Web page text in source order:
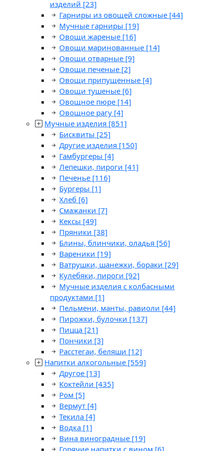
изделий [23]
Гарниры из овощей сложные [44]
Мучные гарниры [19]
Овощи жареные [16]
Овощи маринованные [14]
Овощи отварные [9]
Овощи печеные [2]
Овощи припущенные [4]
Овощи тушеные [6]
Овощное пюре [14]
Овощное рагу [4]
Мучные изделия [851]
Бисквиты [25]
Другие изделия [150]
Гамбургеры [4]
Лепешки, пироги [41]
Печенье [116]
Бургеры [1]
Хлеб [6]
Смажанки [7]
Кексы [49]
Пряники [38]
Блины, блинчики, оладья [56]
Вареники [19]
Ватрушки, шанежки, бораки [29]
Кулебяки, пироги [92]
Мучные изделия с колбасными
продуктами [1]
Пельмени, манты, равиоли [44]
Пирожки, булочки [137]
Пицца [21]
Пончики [3]
Расстегаи, беляши [12]
Напитки алкогольные [559]
Другое [13]
Коктейли [435]
Ром [5]
Вермут [4]
Текила [4]
Водка [1]
Вина виноградные [19]